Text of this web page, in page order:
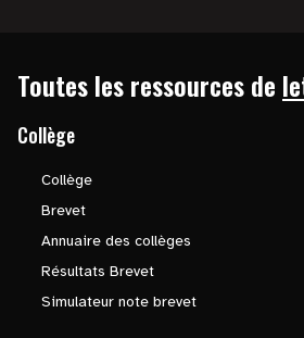
Toutes les ressources de
Collège
Collège
Brevet
Annuaire des collèges
Résultats Brevet
Simulateur note brevet